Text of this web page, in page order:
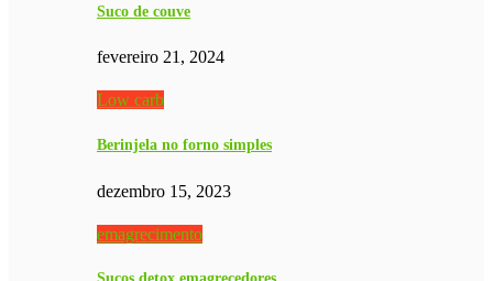
Suco de couve
fevereiro 21, 2024
Low carb
Berinjela no forno simples
dezembro 15, 2023
emagrecimento